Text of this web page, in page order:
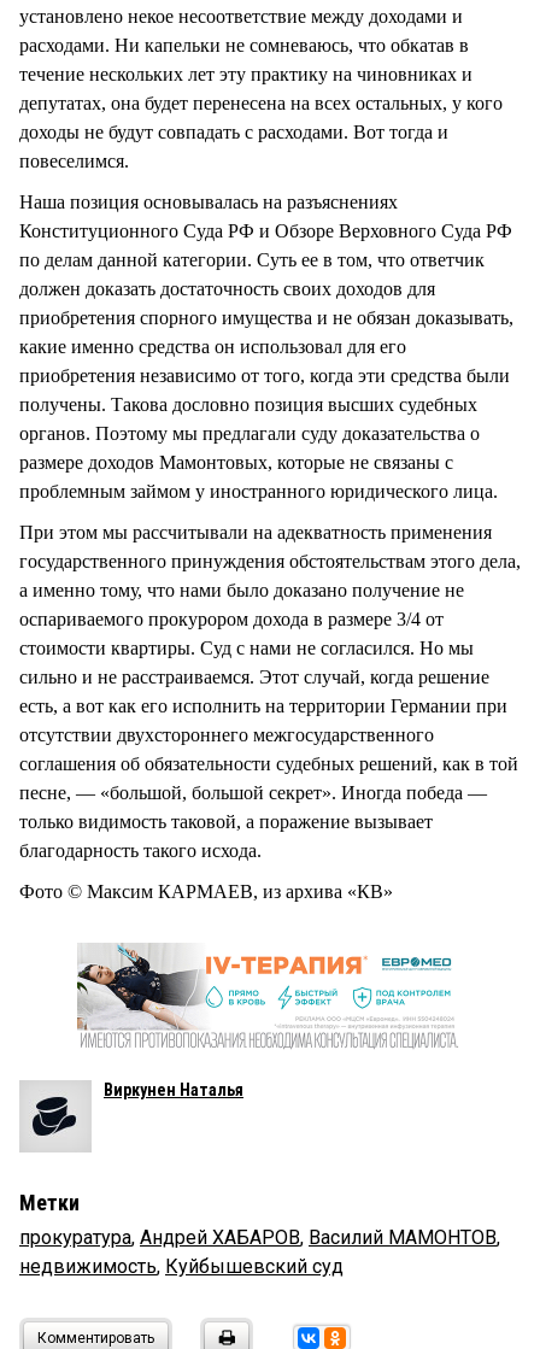
установлено некое несоответствие между доходами и
расходами. Ни капельки не сомневаюсь, что обкатав в
течение нескольких лет эту практику на чиновниках и
депутатах, она будет перенесена на всех остальных, у кого
доходы не будут совпадать с расходами. Вот тогда и
повеселимся.
Наша позиция основывалась на разъяснениях
Конституционного Суда РФ и Обзоре Верховного Суда РФ
по делам данной категории. Суть ее в том, что ответчик
должен доказать достаточность своих доходов для
приобретения спорного имущества и не обязан доказывать,
какие именно средства он использовал для его
приобретения независимо от того, когда эти средства были
получены. Такова дословно позиция высших судебных
органов. Поэтому мы предлагали суду доказательства о
размере доходов Мамонтовых, которые не связаны с
проблемным займом у иностранного юридического лица.
При этом мы рассчитывали на адекватность применения
государственного принуждения обстоятельствам этого дела,
а именно тому, что нами было доказано получение не
оспариваемого прокурором дохода в размере 3/4 от
стоимости квартиры. Суд с нами не согласился. Но мы
сильно и не расстраиваемся. Этот случай, когда решение
есть, а вот как его исполнить на территории Германии при
отсутствии двухстороннего межгосударственного
соглашения об обязательности судебных решений, как в той
песне, — «большой, большой секрет». Иногда победа —
только видимость таковой, а поражение вызывает
благодарность такого исхода.
Фото © Максим КАРМАЕВ, из архива «КВ»
Виркунен Наталья
Метки
прокуратура, Андрей ХАБАРОВ, Василий МАМОНТОВ,
недвижимость, Куйбышевский суд
Комментировать